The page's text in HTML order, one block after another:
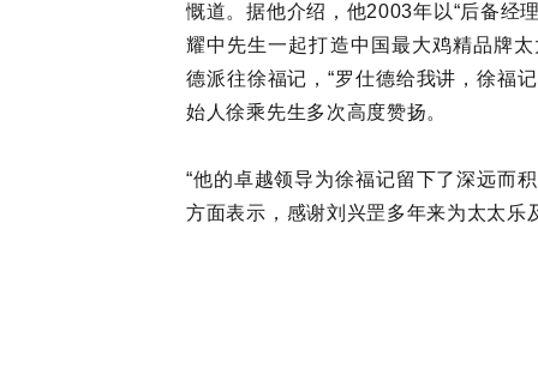
慨道。据他介绍，他2003年以“后备经
耀中先生一起打造中国最大鸡精品牌
德派往徐福记，“罗仕德给我讲，徐福
始人徐乘先生多次高度赞扬。
“他的卓越领导为徐福记留下了深远而
方面表示，感谢刘兴罡多年来为太太